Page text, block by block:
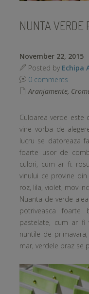
NUNTA VERDE
November 22, 2015
Posted by Echipa
0 comments
Aranjamente,
Culoarea verde este
vine vorba de
lucru se datoreaza
foarte usor de
culori, cum ar fi:
vinului ce provine
roz, lila, violet, mov
Nuanta de verde
potriveasca foarte
pastelate, cum ar fi
nuntile de
mar, verdele praz se